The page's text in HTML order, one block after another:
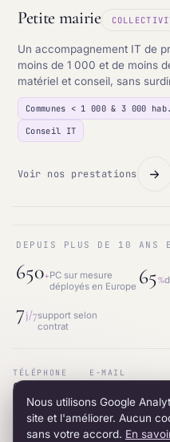
Petite mairie
Un accompagnement IT de
moins de 1 000 et de moins
matériel et conseil, sans
Communes < 1 000 & 3 000 hab.
Conseil IT
Voir nos prestations
DEPUIS PLUS DE 10 ANS
650+PC sur mesure
déployés en Europe 65%
7j/7support selon
contrat
TÉLÉPHONE
01.87.53.66.31
E-MAIL
ADRESSE
12 avenue du 8 mai 1945 ·
Nous utilisons Google
site et l'améliorer. Aucun
sans votre accord. En